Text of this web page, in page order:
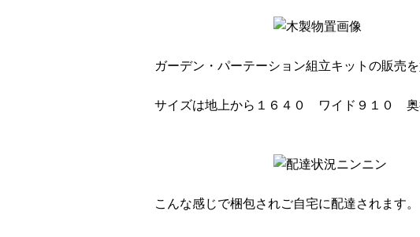
ガーデン・パーテーション組立キットの販売を
サイズは地上から１６４０ ワイド９１０ 奥
こんな感じで梱包されご自宅に配達されます。